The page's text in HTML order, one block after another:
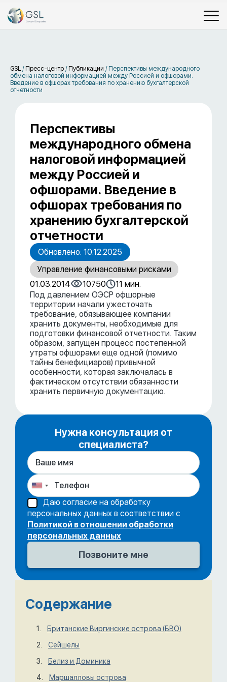
GSL / Пресс-центр / Публикации / Перспективы международного
обмена налоговой информацией между Россией и офшорами.
Введение в офшорах требования по хранению бухгалтерской
отчетности
Перспективы
международного обмена
налоговой информацией
между Россией и
офшорами. Введение в
офшорах требования по
хранению бухгалтерской
отчетности
Обновлено: 10.12.2025
Управление финансовыми рисками
01.03.2014
10750
11 мин.
Под давлением ОЭСР офшорные
территории начали ужесточать
требование, обязывающее компании
хранить документы, необходимые для
подготовки финансовой отчетности. Таким
образом, запущен процесс постепенной
утраты офшорами еще одной (помимо
тайны бенефициаров) привычной
особенности, которая заключалась в
фактическом отсутствии обязанности
хранить первичную документацию.
Нужна консультация от
специалиста?
Даю согласие на обработку
персональных данных в соответствии с
Политикой в отношении обработки
персональных данных
Содержание
Британские Виргинские острова (БВО)
Сейшелы
Белиз и Доминика
Маршалловы острова